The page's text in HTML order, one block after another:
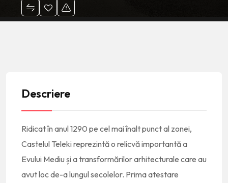
Descriere
Ridicat în anul 1290 pe cel mai înalt punct al zonei,
Castelul Teleki reprezintă o relicvă importantă a
Evului Mediu și a transformărilor arhitecturale care au
avut loc de-a lungul secolelor. Prima atestare